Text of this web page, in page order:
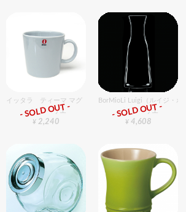
クス） FCシェフナイフ 19cm イエロー
イッタラ ティーマ マグ 300cc パールグレイ
グラスバリエ
¥ 2,240
- SOLD OUT -
BorMioLi Luigi（ルイジ・ボ
グラスバリエ
¥ 4,608
- SOLD OUT -